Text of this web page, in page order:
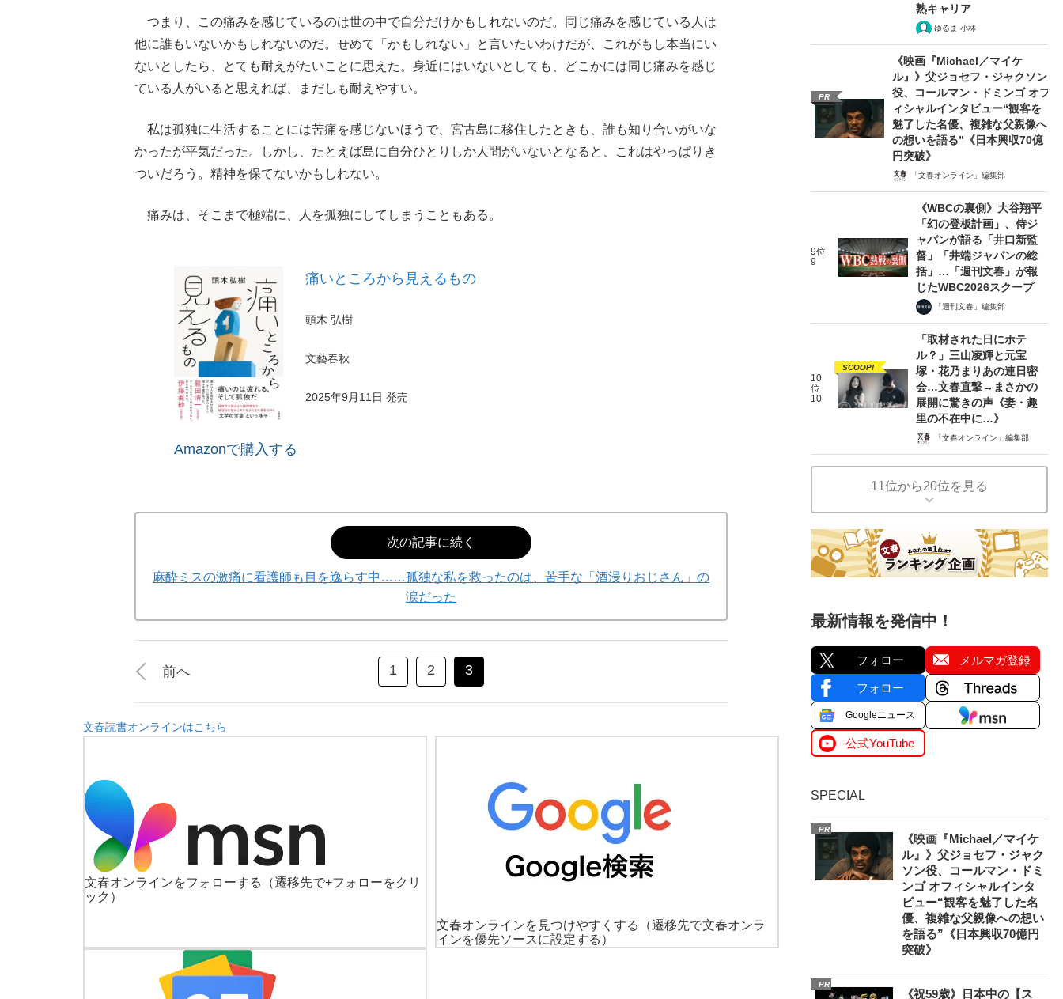
つまり、この痛みを感じているのは世の中で自分だけかもしれないのだ。同じ痛みを感じている人は
他に誰もいないかもしれないのだ。せめて「かもしれない」と言いたいわけだが、これがもし本当にい
ないとしたら、とても耐えがたいことに思えた。身近にはいないとしても、どこかには同じ痛みを感じ
ている人がいると思えれば、まだしも耐えやすい。
私は孤独に生活することには苦痛を感じないほうで、宮古島に移住したときも、誰も知り合いがいな
かったが平気だった。しかし、たとえば島に自分ひとりしか人間がいないとなると、これはやっぱりき
ついだろう。精神を保てないかもしれない。
痛みは、そこまで極端に、人を孤独にしてしまうこともある。
痛いところから見えるもの
頭木 弘樹
文藝春秋
2025年9月11日 発売
Amazonで購入する
次の記事に続く
麻酔ミスの激痛に看護師も目を逸らす中……孤独な私を救ったのは、苦手な「酒浸りおじさん」の
涙だった
前へ 1 2 3
文春読書オンラインはこちら
文春オンラインをフォローする
（遷移先で+フォローをクリ
ック）
文春オンラインを見つけやすくする
（遷移先で文春オンラ
インを優先ソースに設定する）
熟キャリア
ゆるま 小林
PR
《映画『Michael／マイケ
ル』》父ジョセフ・ジャクソン
役、コールマン・ドミンゴ オフ
ィシャルインタビュー“観客を
魅了した名優、複雑な父親像へ
の想いを語る”《日本興収70億
円突破》
「文春オンライン」編集部
9位
9
《WBCの裏側》大谷翔平
「幻の登板計画」、侍ジ
ャパンが語る「井口新監
督」「井端ジャパンの総
括」…「週刊文春」が報
じたWBC2026スクープ
「週刊文春」編集部
10
位
10
SCOOP!
「取材された日にホテ
ル？」三山凌輝と元宝
塚・花乃まりあの連日密
会…文春直撃→まさかの
展開に驚きの声《妻・趣
里の不在中に…》
「文春オンライン」編集部
11位から20位を見る
最新情報を発信中！
フォロー メルマガ登録
フォロー
Googleニュース
公式YouTube
SPECIAL
PR
《映画『Michael／マイケ
ル』》父ジョセフ・ジャク
ソン役、コールマン・ドミ
ンゴ オフィシャルインタ
ビュー“観客を魅了した名
優、複雑な父親像への想い
を語る”《日本興収70億円
突破》
PR
《祝59歳》日本中の【ス